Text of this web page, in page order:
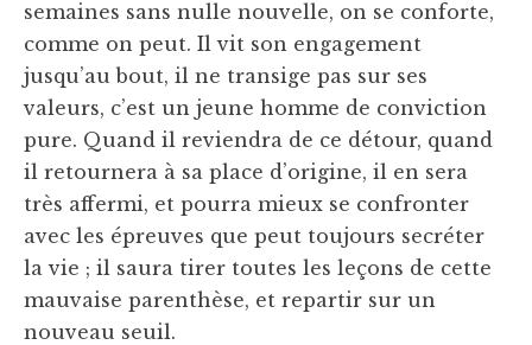
semaines sans nulle nouvelle, on se conforte,
comme on peut. Il vit son engagement
jusqu’au bout, il ne transige pas sur ses
valeurs, c’est un jeune homme de conviction
pure. Quand il reviendra de ce détour, quand
il retournera à sa place d’origine, il en sera
très affermi, et pourra mieux se confronter
avec les épreuves que peut toujours secréter
la vie ; il saura tirer toutes les leçons de cette
mauvaise parenthèse, et repartir sur un
nouveau seuil.